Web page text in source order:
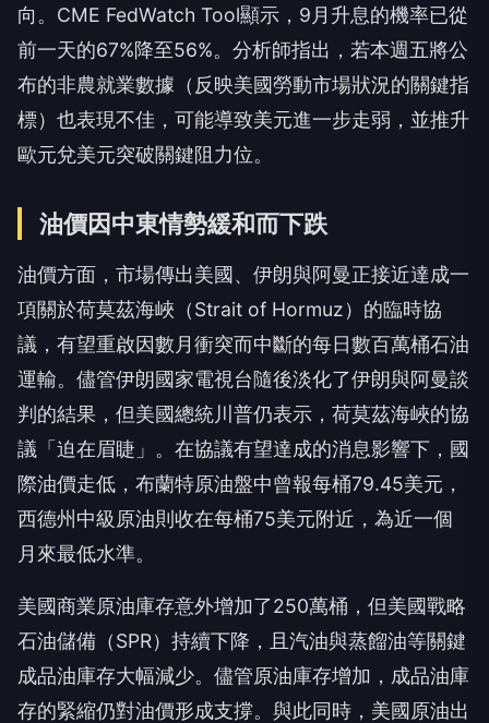
向。CME FedWatch Tool顯示，9月升息的機率已從
前一天的67%降至56%。分析師指出，若本週五將公
布的非農就業數據（反映美國勞動市場狀況的關鍵指
標）也表現不佳，可能導致美元進一步走弱，並推升
歐元兌美元突破關鍵阻力位。
油價因中東情勢緩和而下跌
油價方面，市場傳出美國、伊朗與阿曼正接近達成一
項關於荷莫茲海峽（Strait of Hormuz）的臨時協
議，有望重啟因數月衝突而中斷的每日數百萬桶石油
運輸。儘管伊朗國家電視台隨後淡化了伊朗與阿曼談
判的結果，但美國總統川普仍表示，荷莫茲海峽的協
議「迫在眉睫」。在協議有望達成的消息影響下，國
際油價走低，布蘭特原油盤中曾報每桶79.45美元，
西德州中級原油則收在每桶75美元附近，為近一個
月來最低水準。
美國商業原油庫存意外增加了250萬桶，但美國戰略
石油儲備（SPR）持續下降，且汽油與蒸餾油等關鍵
成品油庫存大幅減少。儘管原油庫存增加，成品油庫
存的緊縮仍對油價形成支撐。與此同時，美國原油出